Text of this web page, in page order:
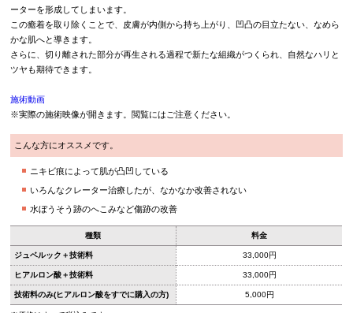
ーターを形成してしまいます。
この癒着を取り除くことで、皮膚が内側から持ち上がり、凹凸の目立たない、なめら
かな肌へと導きます。
さらに、切り離された部分が再生される過程で新たな組織がつくられ、自然なハリと
ツヤも期待できます。
施術動画
※実際の施術映像が開きます。閲覧にはご注意ください。
こんな方にオススメです。
ニキビ痕によって肌が凸凹している
いろんなクレーター治療したが、なかなか改善されない
水ぼうそう跡のへこみなど傷跡の改善
種類 料金
ジュベルック＋技術料 33,000円
ヒアルロン酸＋技術料 33,000円
技術料のみ(ヒアルロン酸をすでに購入の方) 5,000円